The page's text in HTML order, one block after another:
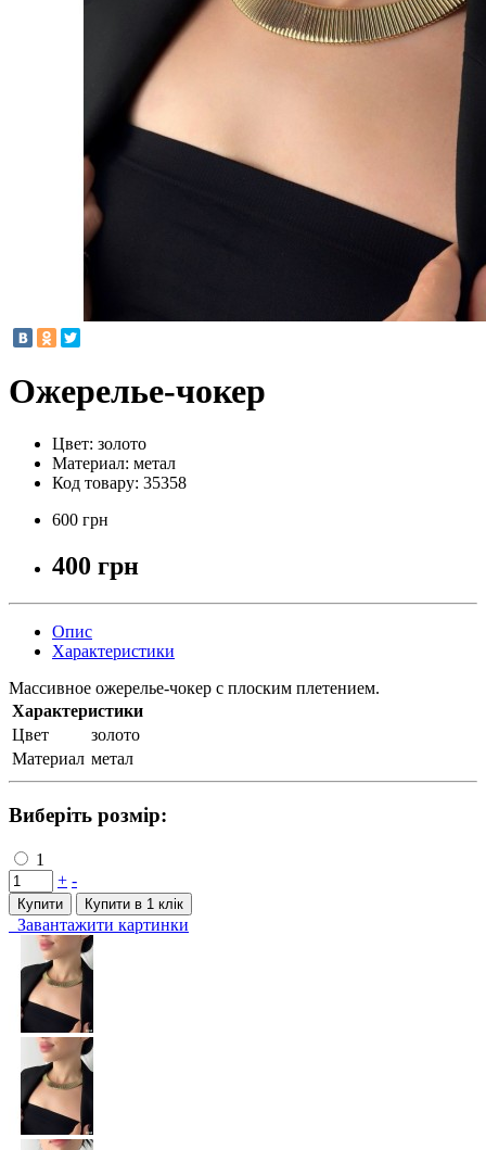
Ожерелье-чокер
Цвет: золото
Материал: метал
Код товару: 35358
600 грн
400 грн
Опис
Характеристики
Массивное ожерелье-чокер с плоским плетением.
Характеристики
Цвет
золото
Материал метал
Виберіть розмір:
1
+ -
Купити Купити в 1 клiк
Завантажити картинки